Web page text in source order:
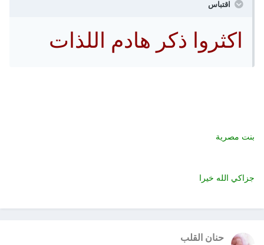
اقتباس
اكثروا ذكر هادم اللذات
بنت مصرية
جزاكي الله خيرا
حنان القلب